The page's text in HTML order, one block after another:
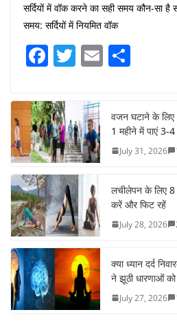
सर्दियों में वॉक करने का सही समय कौन-सा है
समय: सर्दियों में नियमित वॉक
F
c
e
b
o
o
k
T
itt
er
E
e
वजन घटाने के लिए
1 महीने में पाएं 3-
July 31, 2026
लचीलेपन के लिए 8
करें और फिट रहें
July 28, 2026
क्या ध्यान दर्द
ने झूठी धारणाओं को
July 27, 2026